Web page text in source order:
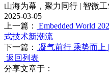
山海为幕，聚力同行 | 智微
2025-03-05
上一篇：
Embedded World
式技术新潮流
下一篇：
凝气前行 乘势而上
返回列表
分享文章于：